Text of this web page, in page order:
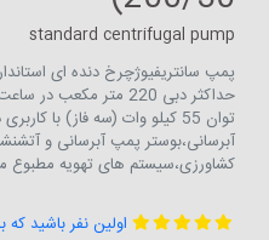
standard centrifugal pump
پمپ سانتریفیوژچرخ دنده ای
توان 55 کیلو وات (سه فاز) با
آبرسانی،بوستر پمپ آبرسانی و
کشاورزی،سیستم های تهویه مطبوع
اولین نفر باشید که